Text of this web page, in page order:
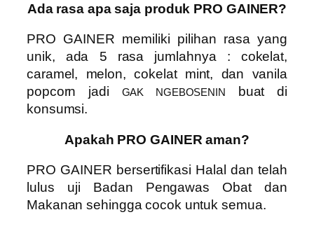
Ada rasa apa saja produk PRO GAINER?
PRO GAINER memiliki pilihan rasa yang
unik, ada 5 rasa jumlahnya : cokelat,
caramel, melon, cokelat mint, dan vanila
popcorn jadi GAK NGEBOSENIN
buat di
konsumsi.
Apakah PRO GAINER aman?
PRO GAINER bersertifikasi Halal dan telah
lulus uji Badan Pengawas Obat dan
Makanan sehingga cocok untuk semua.